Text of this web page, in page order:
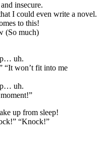
insecure.
I could even write a novel.
to this!
(So much)
uh.
“It won’t fit into me
uh.
up from sleep!
“Knock!”